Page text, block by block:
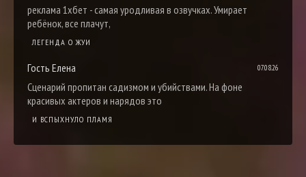
реклама 1хбет - самая уродливая в озвучках. Умирает
ребёнок, все плачут,
ЛЕГЕНДА О ЖУИ
Гость Елена 07.08.26
Сценарий пропитан садизмом и убийствами. На фоне
красивых актеров и нарядов это
И ВСПЫХНУЛО ПЛАМЯ